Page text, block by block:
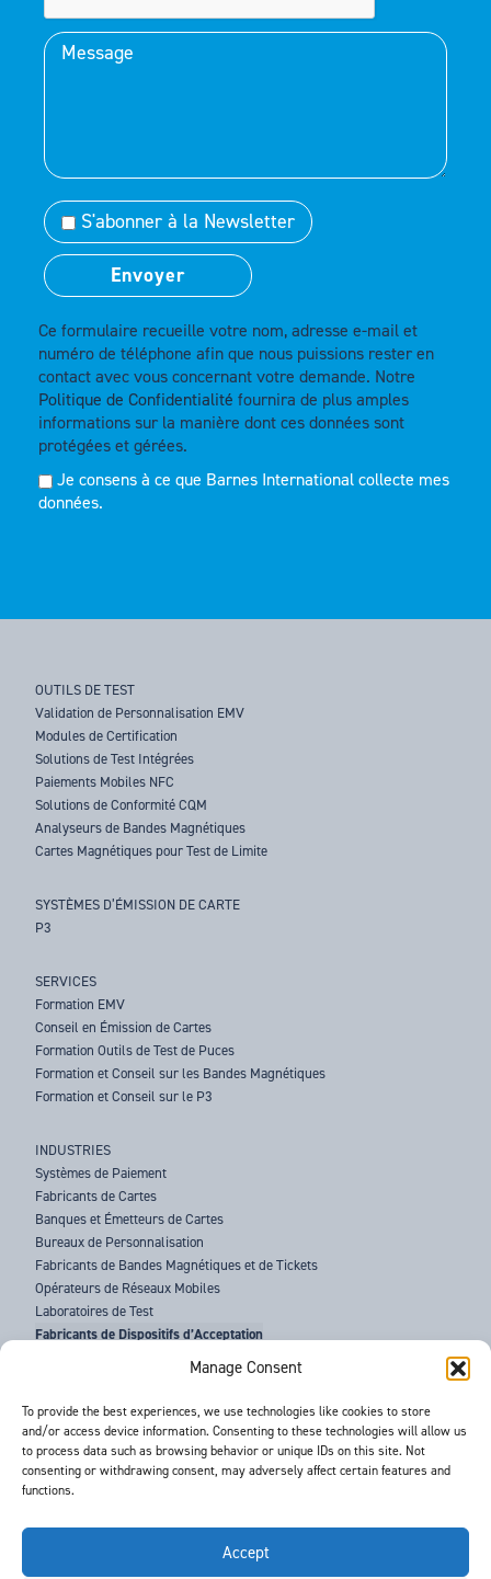
Manage Consent
To provide the best experiences, we use technologies like cookies to store
and/or access device information. Consenting to these technologies will allow us
to process data such as browsing behavior or unique IDs on this site. Not
consenting or withdrawing consent, may adversely affect certain features and
functions.
Accept
S'abonner à la Newsletter
Ce formulaire recueille votre nom, adresse e-mail et
numéro de téléphone afin que nous puissions rester en
contact avec vous concernant votre demande. Notre
Politique de Confidentialité fournira de plus amples
informations sur la manière dont ces données sont
protégées et gérées.
Je consens à ce que Barnes International collecte mes
données.
OUTILS DE TEST
Validation de Personnalisation EMV
Modules de Certification
Solutions de Test Intégrées
Paiements Mobiles NFC
Solutions de Conformité CQM
Analyseurs de Bandes Magnétiques
Cartes Magnétiques pour Test de Limite
SYSTÈMES D’ÉMISSION DE CARTE
P3
SERVICES
Formation EMV
Conseil en Émission de Cartes
Formation Outils de Test de Puces
Formation et Conseil sur les Bandes Magnétiques
Formation et Conseil sur le P3
INDUSTRIES
Systèmes de Paiement
Fabricants de Cartes
Banques et Émetteurs de Cartes
Bureaux de Personnalisation
Fabricants de Bandes Magnétiques et de Tickets
Opérateurs de Réseaux Mobiles
Laboratoires de Test
Fabricants de Dispositifs d’Acceptation
À PROPOS DE BARNES
ASSISTANCE
ACTUALITÉS
ÉVÉNEMENTS
CONDITIONS GÉNÉRALES